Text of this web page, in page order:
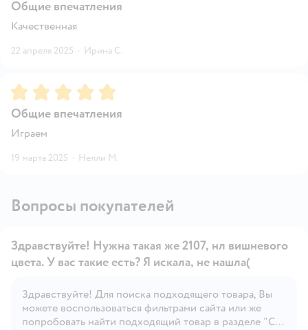
Общие впечатления
Качественная
22 апреля 2025 · Ирина С.
Рейтинг:5
Общие впечатления
Играем
19 марта 2025 · Нелли М.
Вопросы покупателей
Открыть вопрос
Здравствуйте! Нужна такая же 2107, нл вишневого
цвета. У вас такие есть? Я искала, не нашла(
Здравствуйте! Для поиска подходящего товара, Вы
можете воспользоваться фильтрами сайта или же
попробовать найти подходящий товар в разделе "С